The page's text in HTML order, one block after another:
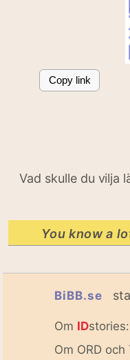
Copy link
Vad skulle du vilja
You know a
BiBB.se
Om IDstories:
Om ORD och